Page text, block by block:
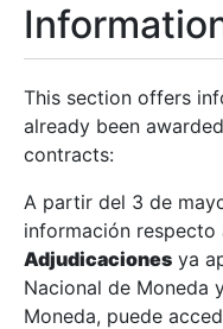
Show/Hide
Show/Hide
This section offers
already been
contracts:
A partir del 3 de
información respecto
Adjudicaciones ya
Nacional de Moneda
Moneda, puede